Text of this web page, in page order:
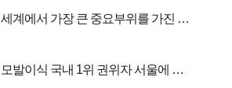
세계에서 가장 큰 중요부위를 가진 남
모발이식 국내 1위 권위자 서울에 있